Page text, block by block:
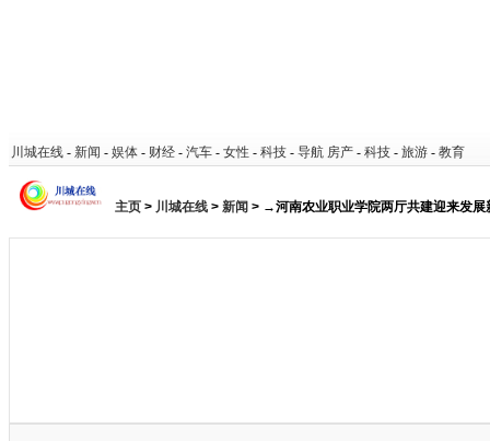
川城在线 - 新闻 - 娱体 - 财经 - 汽车 - 女性 - 科技 - 导航 房产 - 科技 - 旅游 - 教育
主页 > 川城在线 > 新闻 > →河南农业职业学院两厅共建迎来发展